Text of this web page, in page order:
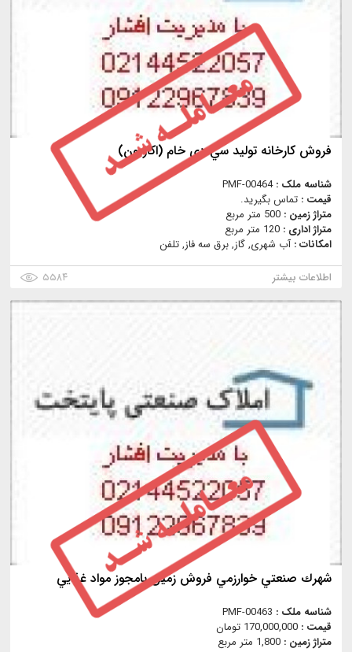
فروش كارخانه توليد سي دي خام (اكازيون)
شناسه ملک :PMF-00464
قیمت : تماس بگیرید.
متراژ زمین : 500 متر مربع
متراژ اداری : 120 متر مربع
امکانات :آب شهری, گاز, برق سه فاز, تلفن
اطلاعات بیشتر
۵۵۸۴
شهرك صنعتي خوارزمي فروش زمين بامجوز مواد غذايي
شناسه ملک : PMF-00463
قیمت : 170,000,000 تومان
متراژ زمین : 1,800 متر مربع